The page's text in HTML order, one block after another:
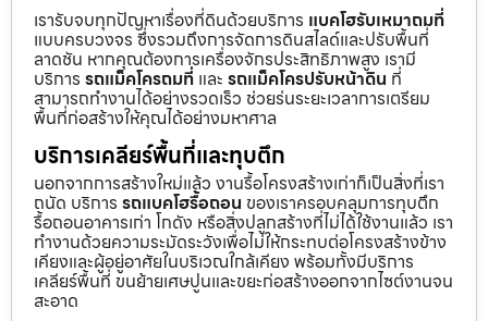
เรารับจบทุกปัญหาเรื่องที่ดินด้วยบริการ แบคโฮรับเหมาถมที่
แบบครบวงจร ซึ่งรวมถึงการจัดการดินสไลด์และปรับพื้นที่
ลาดชัน หากคุณต้องการเครื่องจักรประสิทธิภาพสูง เรามี
บริการ รถแม็คโครถมที่ และ รถแม็คโครปรับหน้าดิน ที่
สามารถทำงานได้อย่างรวดเร็ว ช่วยร่นระยะเวลาการเตรียม
พื้นที่ก่อสร้างให้คุณได้อย่างมหาศาล
บริการเคลียร์พื้นที่และทุบตึก
นอกจากการสร้างใหม่แล้ว งานรื้อโครงสร้างเก่าก็เป็นสิ่งที่เรา
ถนัด บริการ รถแบคโฮรื้อถอน ของเราครอบคลุมการทุบตึก
รื้อถอนอาคารเก่า โกดัง หรือสิ่งปลูกสร้างที่ไม่ได้ใช้งานแล้ว เรา
ทำงานด้วยความระมัดระวังเพื่อไม่ให้กระทบต่อโครงสร้างข้าง
เคียงและผู้อยู่อาศัยในบริเวณใกล้เคียง พร้อมทั้งมีบริการ
เคลียร์พื้นที่ ขนย้ายเศษปูนและขยะก่อสร้างออกจากไซต์งานจน
สะอาด